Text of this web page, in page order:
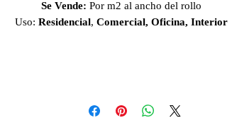
Se Vende: Por m2 al ancho del rollo
Uso: Residencial, Comercial, Oficina, Interior